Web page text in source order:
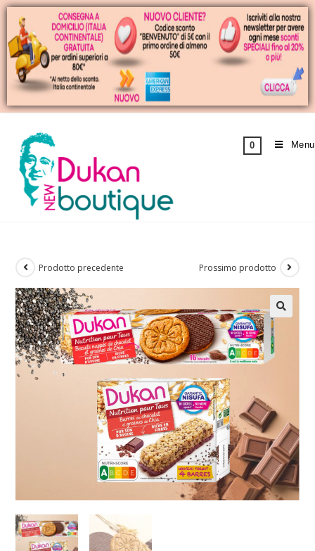
0 Menu
Prodotto precedente Prossimo prodotto